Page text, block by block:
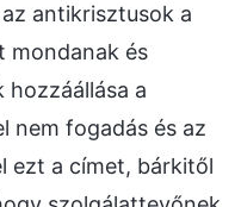
antikrisztusok a
mondanak és
a
nem fogadás és az
ezt a címet, bárkitől